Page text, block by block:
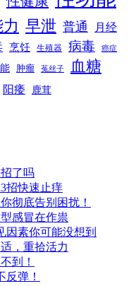
早泄 普通 月经
烹饪 生殖器 病毒 癌症
肿瘤 菟丝子 血糖
阳痿 鹿茸
了吗
招快速止痒
彻底告别困扰！
感冒在作祟
因素你可能没想到
，重拾活力
到！
反弹！